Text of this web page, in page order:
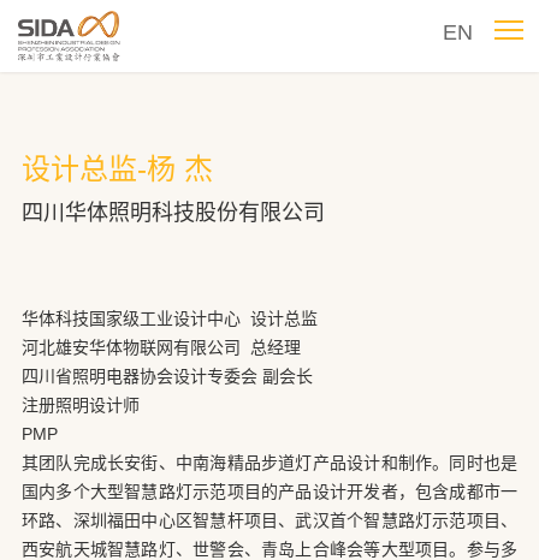
EN
设计总监-杨 杰
四川华体照明科技股份有限公司
华体科技国家级工业设计中心 设计总监
河北雄安华体物联网有限公司 总经理
四川省照明电器协会设计专委会 副会长
注册照明设计师
PMP
其团队完成长安街、中南海精品步道灯产品设计和制作。同时也是
国内多个大型智慧路灯示范项目的产品设计开发者，包含成都市一
环路、深圳福田中心区智慧杆项目、武汉首个智慧路灯示范项目、
西安航天城智慧路灯、世警会、青岛上合峰会等大型项目。参与多